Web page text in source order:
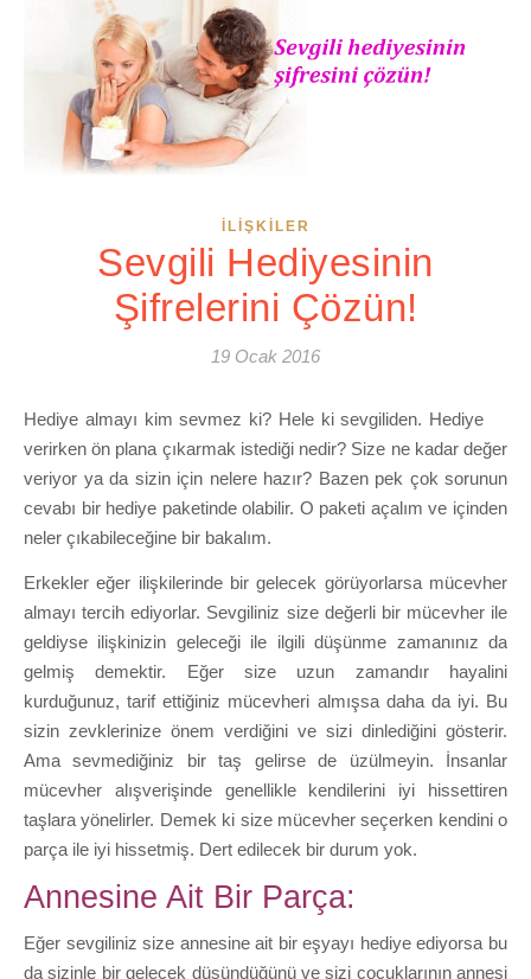
İLIŞKILER
Sevgili Hediyesinin
Şifrelerini Çözün!
19 Ocak 2016
Hediye almayı kim sevmez ki? Hele ki sevgiliden. Hediye
verirken ön plana çıkarmak istediği nedir? Size ne kadar değer
veriyor ya da sizin için nelere hazır? Bazen pek çok sorunun
cevabı bir hediye paketinde olabilir. O paketi açalım ve içinden
neler çıkabileceğine bir bakalım.
Erkekler eğer ilişkilerinde bir gelecek görüyorlarsa mücevher
almayı tercih ediyorlar. Sevgiliniz size değerli bir mücevher ile
geldiyse ilişkinizin geleceği ile ilgili düşünme zamanınız da
gelmiş demektir. Eğer size uzun zamandır hayalini
kurduğunuz, tarif ettiğiniz mücevheri almışsa daha da iyi. Bu
sizin zevklerinize önem verdiğini ve sizi dinlediğini gösterir.
Ama sevmediğiniz bir taş gelirse de üzülmeyin. İnsanlar
mücevher alışverişinde genellikle kendilerini iyi hissettiren
taşlara yönelirler. Demek ki size mücevher seçerken kendini o
parça ile iyi hissetmiş. Dert edilecek bir durum yok.
Annesine Ait Bir Parça:
Eğer sevgiliniz size annesine ait bir eşyayı hediye ediyorsa bu
da sizinle bir gelecek düşündüğünü ve sizi çocuklarının annesi